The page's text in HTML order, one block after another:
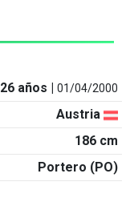
26 años |01/04/2000
Austria
186 cm
Portero (PO)